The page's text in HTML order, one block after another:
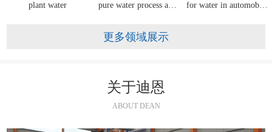
plant water
pure water process and
pharmaceutical industry
for water in automobile
更多领域展示
关于迪恩
ABOUT DEAN